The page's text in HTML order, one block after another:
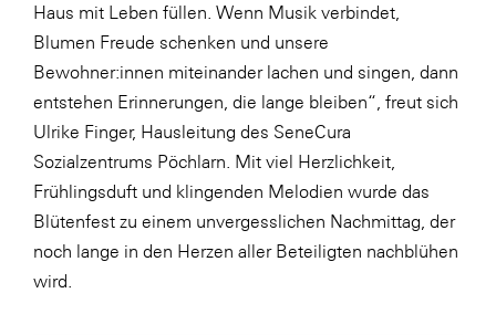
TAG GmbH
VALETTA
Verband Druck Medien Österreich
Wirtschaftskammer Salzburg
WKS Fachgruppe Fahrzeughandel und
Fahrzeugtechnik
WKS Fachgruppe Finanzdienstleister
WK UBIT
Haus mit Leben füllen. Wenn Musik verbindet,
Blumen Freude schenken und unsere
Bewohner:innen miteinander lachen und singen, dann
entstehen Erinnerungen, die lange bleiben“, freut sich
Ulrike Finger, Hausleitung des SeneCura
Sozialzentrums Pöchlarn. Mit viel Herzlichkeit,
Frühlingsduft und klingenden Melodien wurde das
Blütenfest zu einem unvergesslichen Nachmittag, der
noch lange in den Herzen aller Beteiligten nachblühen
wird.